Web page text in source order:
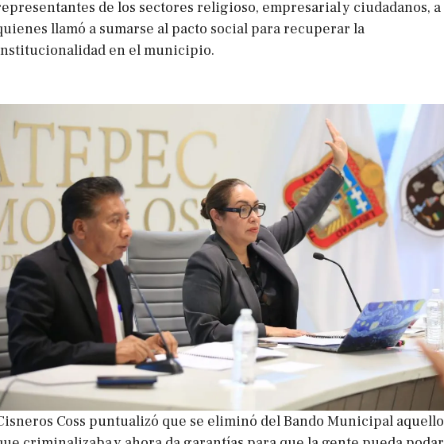
de los sectores religioso, empresarial y ciudadanos, a
llamó a sumarse al pacto social para recuperar la
en el municipio.
Coss puntualizó que se eliminó del Bando Municipal aquello